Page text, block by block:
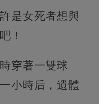
是女死者想與
！
穿著一雙球
小時后，遺體